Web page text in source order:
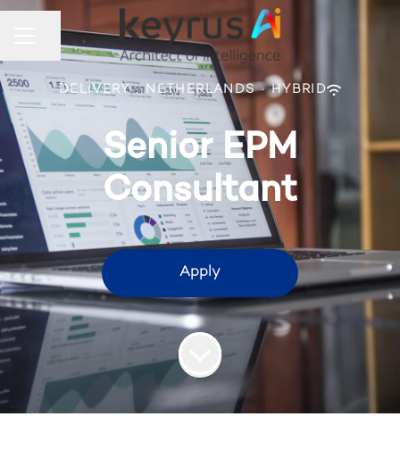
Career menu
Share page
DELIVERY · NETHERLANDS · HYBRID
Senior EPM
Consultant
Apply